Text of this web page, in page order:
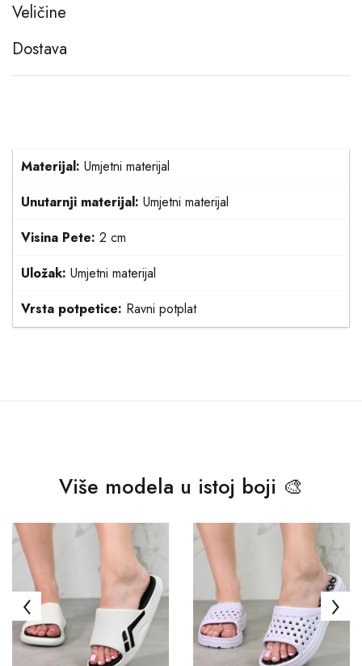
Veličine
Dostava
Materijal: Umjetni materijal
Unutarnji materijal: Umjetni materijal
Visina Pete: 2 cm
Uložak: Umjetni materijal
Vrsta potpetice: Ravni potplat
Više modela u istoj boji 🎨